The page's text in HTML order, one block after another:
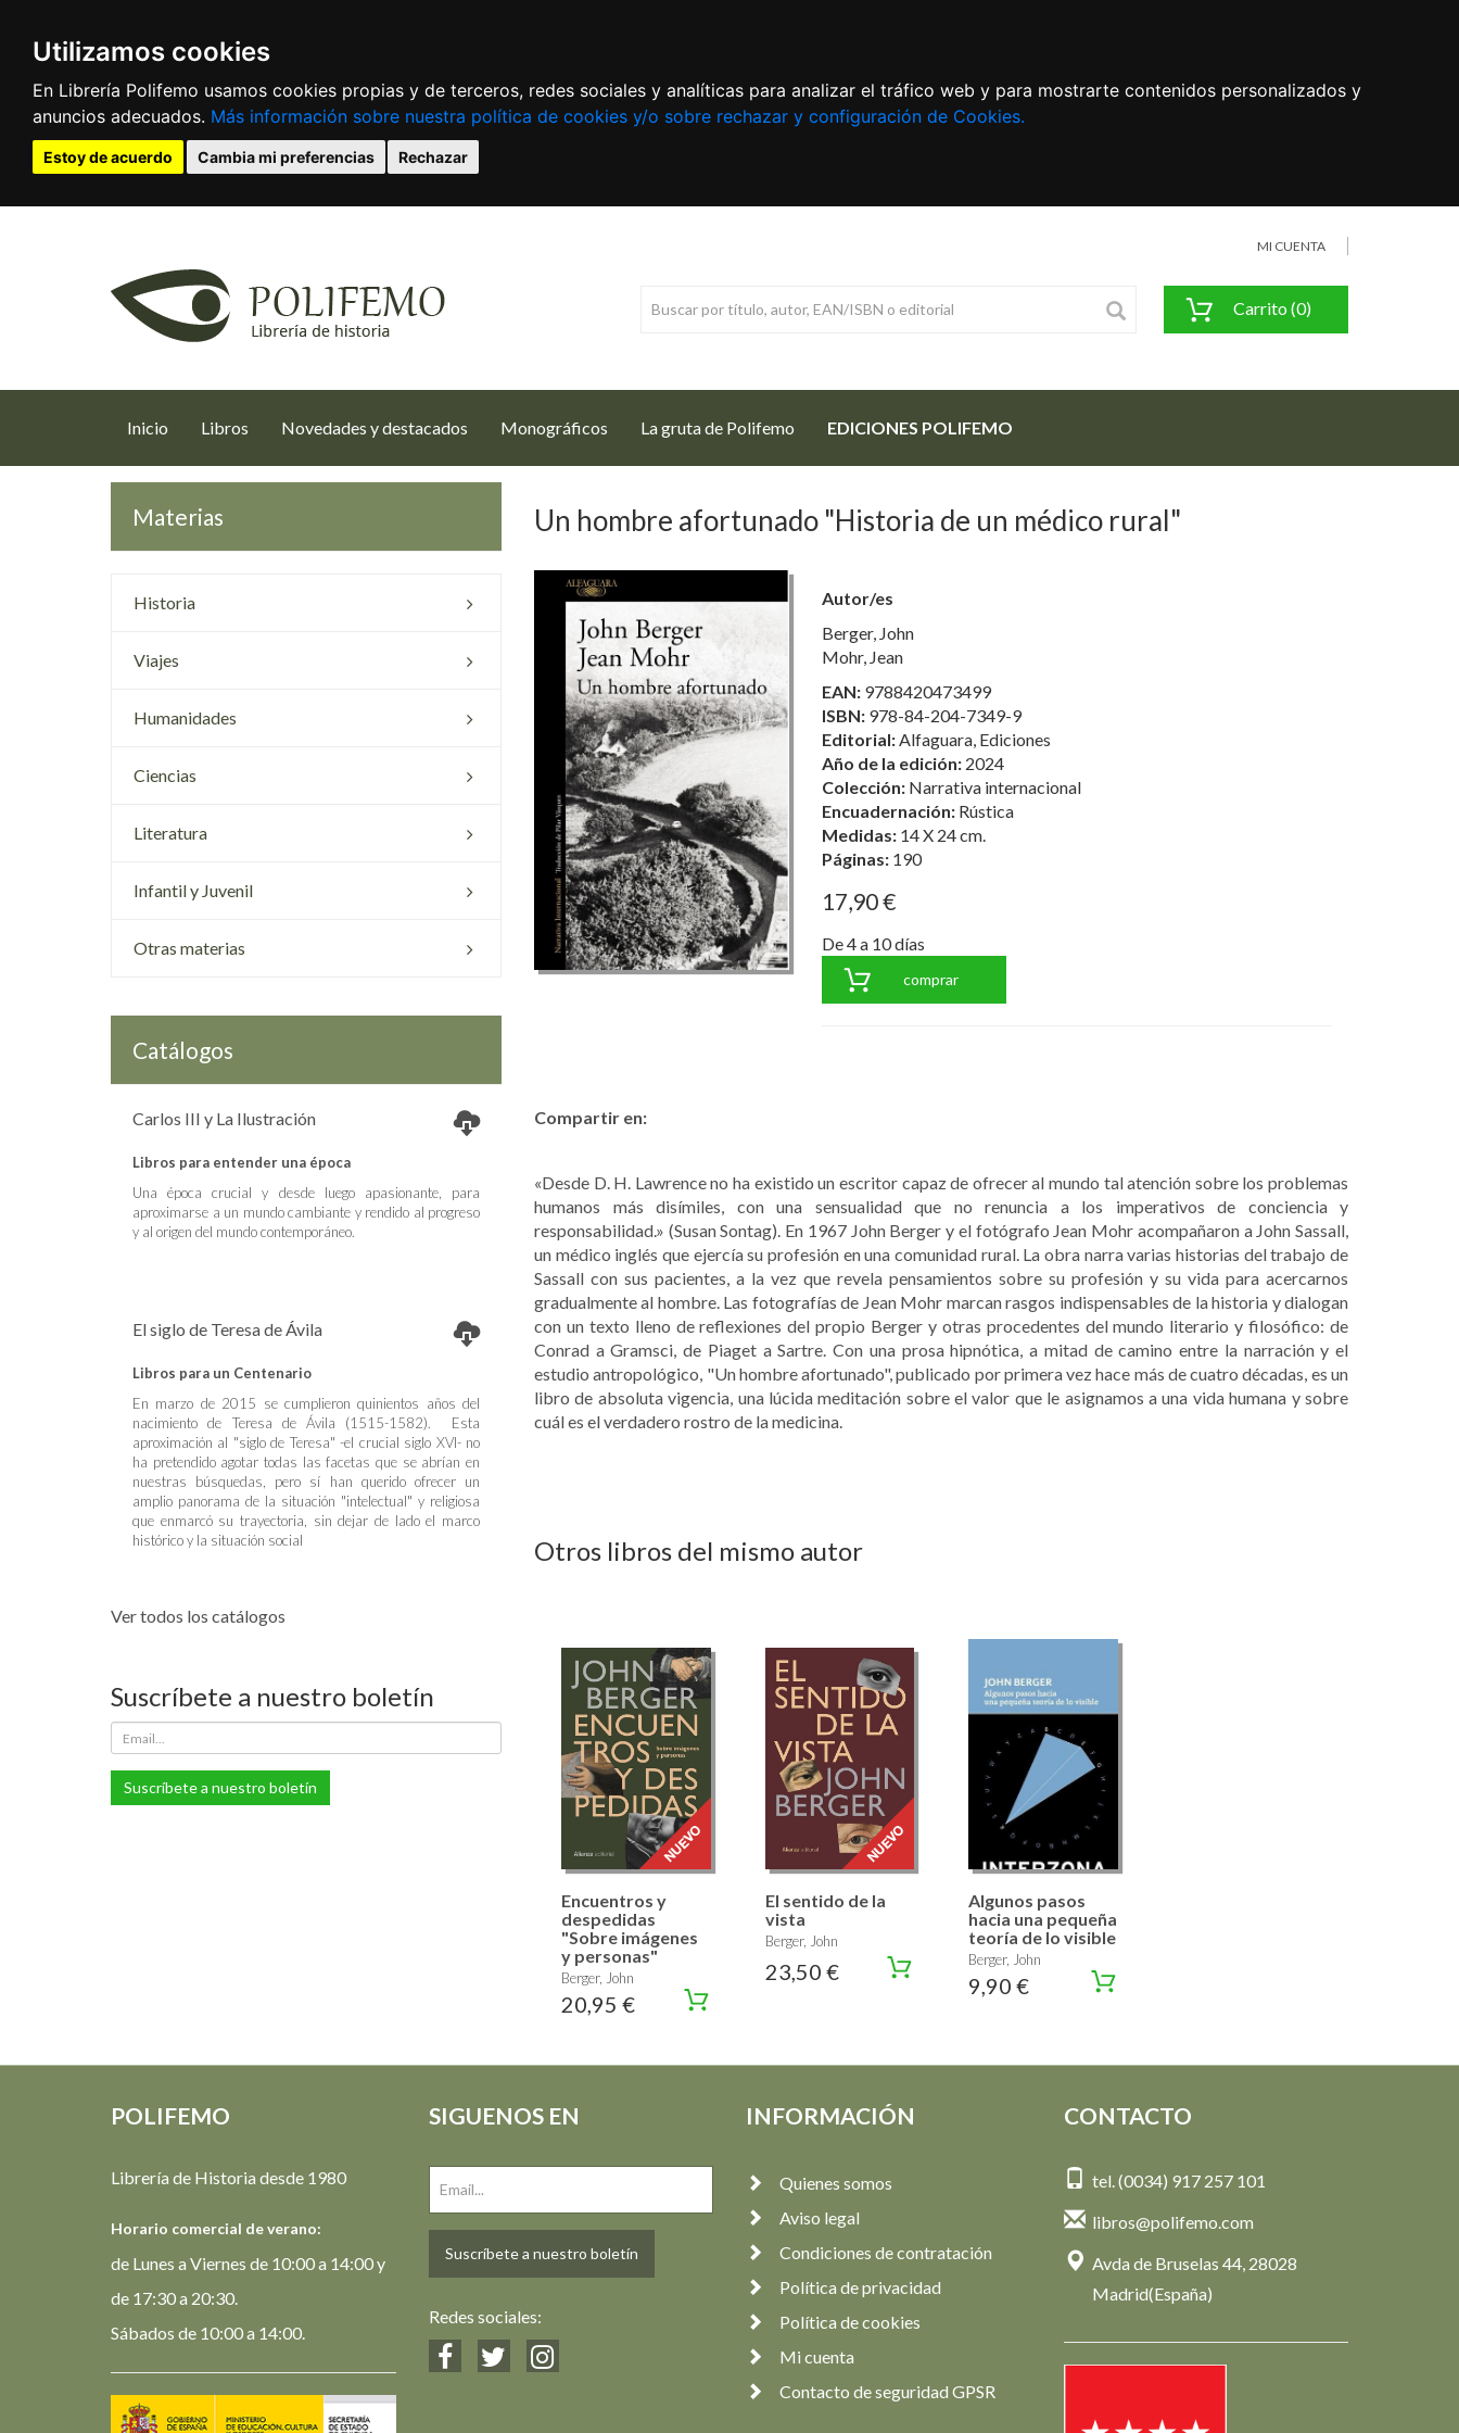
Utilizamos cookies
En Librería Polifemo usamos cookies propias y de terceros, redes sociales y analíticas para analizar el tráfico web y para mostrarte contenidos personalizados y
anuncios adecuados. Más información sobre nuestra política de cookies y/o sobre rechazar y configuración de Cookies.
Estoy de acuerdo Cambia mi preferencias Rechazar
MI CUENTA
Carrito (0)
Inicio (current)
Libros Novedades y destacados Monográficos La gruta de Polifemo EDICIONES POLIFEMO
Materias
Historia
Viajes
Humanidades
Ciencias
Literatura
Infantil y Juvenil
Otras materias
Catálogos
Carlos III y La Ilustración
Libros para entender una época
Una época crucial y desde luego apasionante, para
aproximarse a un mundo cambiante y rendido al progreso
y al origen del mundo contemporáneo.
El siglo de Teresa de Ávila
Libros para un Centenario
En marzo de 2015 se cumplieron quinientos años del
nacimiento de Teresa de Ávila (1515-1582). Esta
aproximación al "siglo de Teresa" -el crucial siglo XVI- no
ha pretendido agotar todas las facetas que se abrían en
nuestras búsquedas, pero sí han querido ofrecer un
amplio panorama de la situación "intelectual" y religiosa
que enmarcó su trayectoria, sin dejar de lado el marco
histórico y la situación social
Ver todos los catálogos
Suscríbete a nuestro boletín
Suscríbete a nuestro boletín
Un hombre afortunado "Historia de un médico rural"
Autor/es
Berger, John
Mohr, Jean
EAN: 9788420473499
ISBN: 978-84-204-7349-9
Editorial:Alfaguara, Ediciones
Año de la edición: 2024
Colección: Narrativa internacional
Encuadernación: Rústica
Medidas: 14 X 24 cm.
Páginas: 190
17,90 €
De 4 a 10 días
comprar
Compartir en:
«Desde D. H. Lawrence no ha existido un escritor capaz de ofrecer al mundo tal atención sobre los problemas
humanos más disímiles, con una sensualidad que no renuncia a los imperativos de conciencia y
responsabilidad.» (Susan Sontag). En 1967 John Berger y el fotógrafo Jean Mohr acompañaron a John Sassall,
un médico inglés que ejercía su profesión en una comunidad rural. La obra narra varias historias del trabajo de
Sassall con sus pacientes, a la vez que revela pensamientos sobre su profesión y su vida para acercarnos
gradualmente al hombre. Las fotografías de Jean Mohr marcan rasgos indispensables de la historia y dialogan
con un texto lleno de reflexiones del propio Berger y otras procedentes del mundo literario y filosófico: de
Conrad a Gramsci, de Piaget a Sartre. Con una prosa hipnótica, a mitad de camino entre la narración y el
estudio antropológico, "Un hombre afortunado", publicado por primera vez hace más de cuatro décadas, es un
libro de absoluta vigencia, una lúcida meditación sobre el valor que le asignamos a una vida humana y sobre
cuál es el verdadero rostro de la medicina.
Otros libros del mismo autor
Encuentros y
despedidas
"Sobre imágenes
y personas"
Berger, John
20,95 €
El sentido de la
vista
Berger, John
23,50 €
Algunos pasos
hacia una pequeña
teoría de lo visible
Berger, John
9,90 €
POLIFEMO
Librería de Historia desde 1980
Horario comercial de verano:
de Lunes a Viernes de 10:00 a 14:00 y
de 17:30 a 20:30.
Sábados de 10:00 a 14:00.
SIGUENOS EN
Suscríbete a nuestro boletín
Redes sociales:
INFORMACIÓN
Quienes somos
Aviso legal
Condiciones de contratación
Política de privacidad
Política de cookies
Mi cuenta
Contacto de seguridad GPSR
CONTACTO
tel. (0034) 917 257 101
libros@polifemo.com
Avda de Bruselas 44, 28028
Madrid(España)